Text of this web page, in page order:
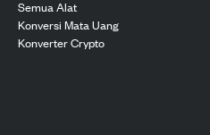
Semua Alat
Konversi Mata Uang
Konverter Crypto